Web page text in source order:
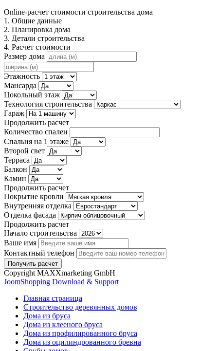
Online-расчет стоимости строительства дома
1. Общие данные
2. Планировка дома
3. Детали строительства
4. Расчет стоимости
Размер дома
Этажность
Мансарда
Цокольный этаж
Технология строительства
Гараж
Продолжить расчет
Количество спален
Спальня на 1 этаже
Второй свет
Терраса
Балкон
Камин
Продолжить расчет
Покрытие кровли
Внутренняя отделка
Отделка фасада
Продолжить расчет
Начало строительства
Ваше имя
Контактный телефон
Copyright MAXXmarketing GmbH
JoomShopping Download & Support
Главная страница
Строительство деревянных домов
Дома из бруса
Дома из клееного бруса
Дома из профилированного бруса
Дома из оцилиндрованного бревна